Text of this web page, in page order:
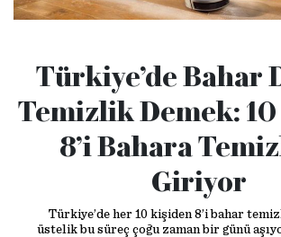
Türkiye’de Bahar
Temizlik Demek:
8’i Bahara
Giriyor
Türkiye’de her 10 kişiden 8’i bahar
üstelik bu süreç çoğu zaman bir günü